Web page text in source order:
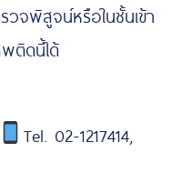
วจพิสูจน์หรือในชั้นเข้า
ติดนี้ได้
Tel. 02-1217414,